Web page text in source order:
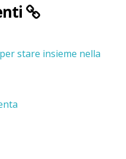
stare insieme nella